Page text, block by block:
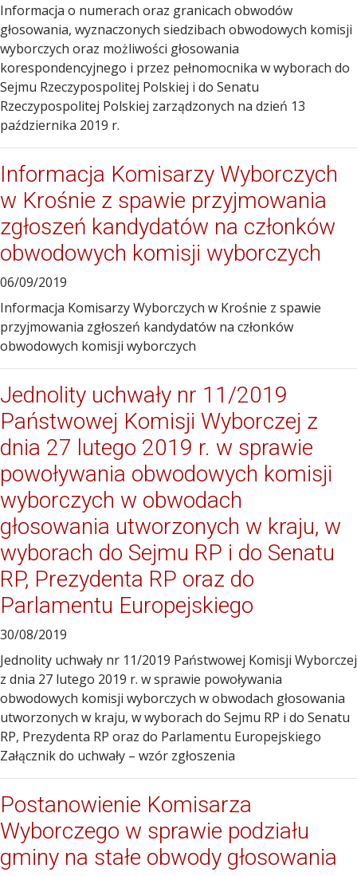
Informacja o numerach oraz granicach obwodów
głosowania, wyznaczonych siedzibach obwodowych komisji
wyborczych oraz możliwości głosowania
korespondencyjnego i przez pełnomocnika w wyborach do
Sejmu Rzeczypospolitej Polskiej i do Senatu
Rzeczypospolitej Polskiej zarządzonych na dzień 13
października 2019 r.
Informacja Komisarzy Wyborczych
w Krośnie z spawie przyjmowania
zgłoszeń kandydatów na członków
obwodowych komisji wyborczych
06/09/2019
Informacja Komisarzy Wyborczych w Krośnie z spawie
przyjmowania zgłoszeń kandydatów na członków
obwodowych komisji wyborczych
Jednolity uchwały nr 11/2019
Państwowej Komisji Wyborczej z
dnia 27 lutego 2019 r. w sprawie
powoływania obwodowych komisji
wyborczych w obwodach
głosowania utworzonych w kraju, w
wyborach do Sejmu RP i do Senatu
RP, Prezydenta RP oraz do
Parlamentu Europejskiego
30/08/2019
Jednolity uchwały nr 11/2019 Państwowej Komisji Wyborczej
z dnia 27 lutego 2019 r. w sprawie powoływania
obwodowych komisji wyborczych w obwodach głosowania
utworzonych w kraju, w wyborach do Sejmu RP i do Senatu
RP, Prezydenta RP oraz do Parlamentu Europejskiego
Załącznik do uchwały – wzór zgłoszenia
Postanowienie Komisarza
Wyborczego w sprawie podziału
gminy na stałe obwody głosowania